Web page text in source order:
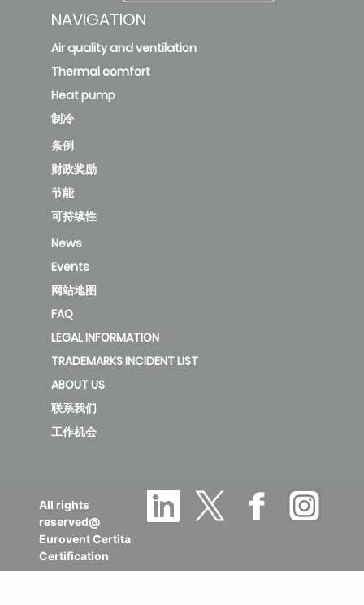
NAVIGATION
Air quality and ventilation
Thermal comfort
Heat pump
制冷
条例
财政奖励
节能
可持续性
News
Events
网站地图
FAQ
LEGAL INFORMATION
TRADEMARKS INCIDENT LIST
ABOUT US
联系我们
工作机会
All rights
reserved@
Eurovent Certita
Certification